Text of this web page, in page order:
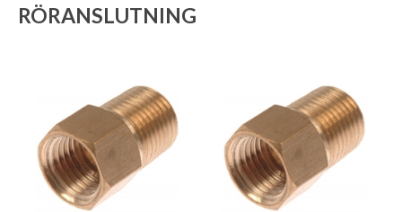
RÖRANSLUTNING